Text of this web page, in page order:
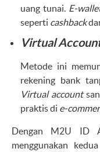
uang tunai.
E-
seperti cashback
Virtual
Metode ini
rekening bank
Virtual account
praktis di e-
Dengan M2U ID
menggunakan